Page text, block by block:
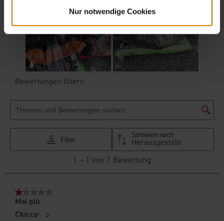
Nur notwendige Cookies